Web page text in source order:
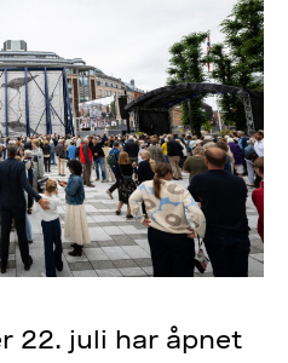
22. juli har åpnet